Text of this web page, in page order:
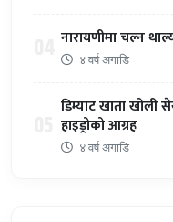
नारायणीमा चल्न
४ वर्ष अगाडि
डिम्याट खाता खोली
हाइड्रोको आग्रह
४ वर्ष अगाडि